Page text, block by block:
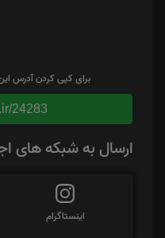
برای کپی کردن آدرس
24283
ارسال به شبکه های
اینستاگرام